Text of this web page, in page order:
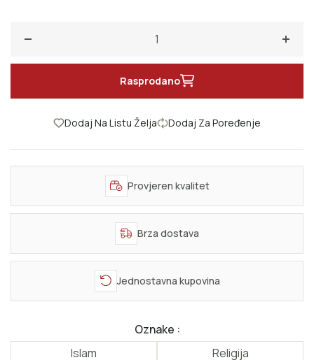
Smanji količinu za Znamenja u Allahovim stvorenjima
Rasprodano
Dodaj Na Listu Želja Dodaj Za Poređenje
Provjeren kvalitet
Brza dostava
Jednostavna kupovina
Oznake :
Islam
Religija